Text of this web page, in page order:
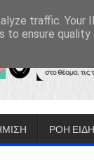
ΡΟΗ
traffic. Your
to ensure